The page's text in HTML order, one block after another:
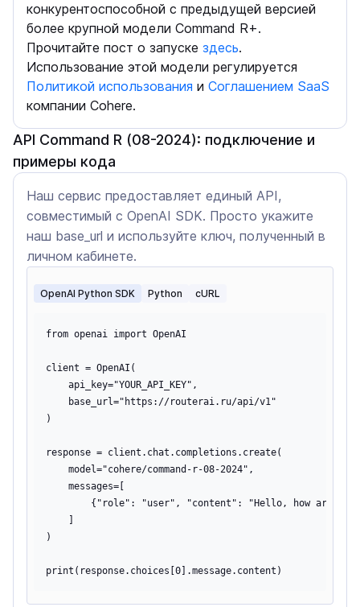
конкурентоспособной с предыдущей версией
более крупной модели Command R+.
Прочитайте пост о запуске здесь.
Использование этой модели регулируется
Политикой использования и Соглашением SaaS
компании Cohere.
API Command R (08-2024): подключение и
примеры кода
Наш сервис предоставляет единый API,
совместимый с OpenAI SDK. Просто укажите
наш base_url и используйте ключ, полученный в
личном кабинете.
OpenAI Python SDK Python cURL
from openai import OpenAI
client = OpenAI(
    api_key="YOUR_API_KEY",
    base_url="https://routerai.ru/api/v1"
)
response = client.chat.completions.create(
    model="cohere/command-r-08-2024",
    messages=[
{"role": "user", "content": "Hello, how are
)